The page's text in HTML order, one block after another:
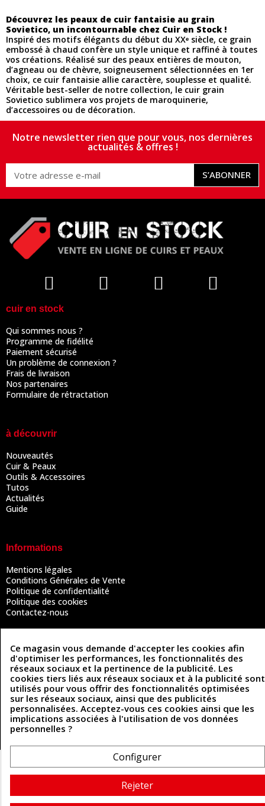
Découvrez les peaux de cuir fantaisie au grain
Sovietico, un incontournable chez Cuir en Stock !
Inspiré des motifs élégants du début du XXᵉ siècle, ce grain
embossé à chaud confère un style unique et raffiné à toutes
vos créations. Réalisé sur des peaux entières de mouton,
d’agneau ou de chèvre, soigneusement sélectionnées en 1er
choix, ce cuir fantaisie allie caractère, souplesse et qualité.
Véritable best-seller de notre collection, le cuir grain
Sovietico sublimera vos projets de maroquinerie,
d’accessoires ou de décoration.
Notre newsletter rien que pour vous, nos dernières
actualités & offres !
S’ABONNER
cuir en stock
Qui sommes nous ?
Programme de fidélité
Paiement sécurisé
Un problème de connexion ?
Frais de livraison
Nos partenaires
Formulaire de rétractation
à découvrir
Nouveautés
Cuir & Peaux
Outils & Accessoires
Tutos
Actualités
Guide
Informations
Mentions légales
Conditions Générales de Vente
Politique de confidentialité
Politique des cookies
Contactez-nous
Coordonnées
493 Chemin de Catougnac
81300 Graulhet
05 63 34 51 88
contact@cuirenstock.com
Ce magasin vous demande d'accepter les cookies afin
d'optimiser les performances, les fonctionnalités des
réseaux sociaux et la pertinence de la publicité. Les
cookies tiers liés aux réseaux sociaux et à la publicité sont
utilisés pour vous offrir des fonctionnalités optimisées
sur les réseaux sociaux, ainsi que des publicités
personnalisées. Acceptez-vous ces cookies ainsi que les
implications associées à l'utilisation de vos données
personnelles ?
Configurer
Rejeter